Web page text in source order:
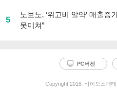
5
노보노, ‘위고비 알약’ 매출증
못미쳐”
PC버전
Copyright 2016. 바이오스펙